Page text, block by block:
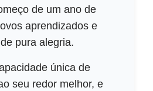
de um ano de
aprendizados e
pura alegria.
única de
seu redor melhor, e